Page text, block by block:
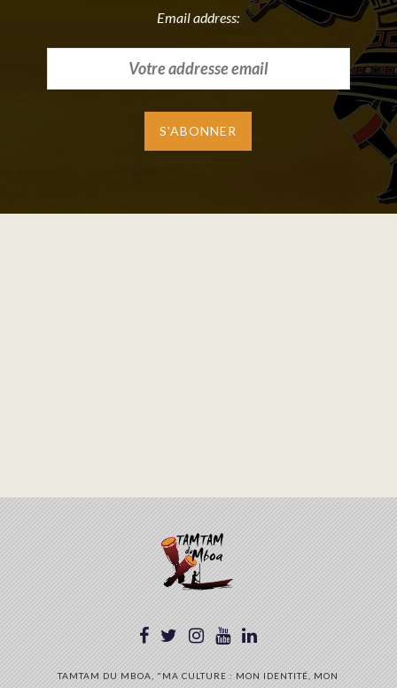
Email address:
TAMTAM DU MBOA, "MA CULTURE : MON IDENTITÉ, MON